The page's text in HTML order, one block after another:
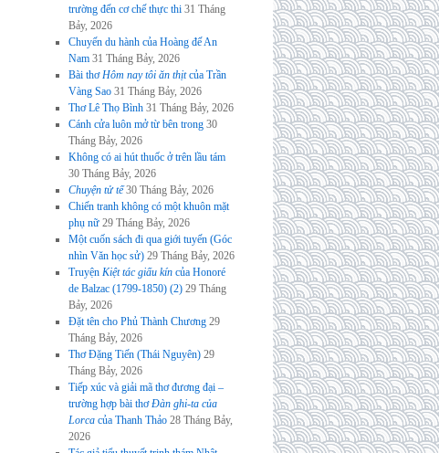
trường đến cơ chế thực thi 31 Tháng
Bảy, 2026
Chuyến du hành của Hoàng đế An
Nam 31 Tháng Bảy, 2026
Bài thơHôm nay tôi ăn thịtcủa Trần
Vàng Sao 31 Tháng Bảy, 2026
Thơ Lê Thọ Bình 31 Tháng Bảy, 2026
Cánh cửa luôn mở từ bên trong 30
Tháng Bảy, 2026
Không có ai hút thuốc ở trên lầu tám
30 Tháng Bảy, 2026
Chuyện tử tế 30 Tháng Bảy, 2026
Chiến tranh không có một khuôn mặt
phụ nữ 29 Tháng Bảy, 2026
Một cuốn sách đi qua giới tuyến (Góc
nhìn Văn học sử) 29 Tháng Bảy, 2026
Truyện Kiệt tác giấu kíncủa Honoré
de Balzac (1799-1850) (2) 29 Tháng
Bảy, 2026
Đặt tên cho Phủ Thành Chương 29
Tháng Bảy, 2026
Thơ Đặng Tiến (Thái Nguyên) 29
Tháng Bảy, 2026
Tiếp xúc và giải mã thơ đương đại –
trường hợp bài thơĐàn ghi-ta của
Lorcacủa Thanh Thảo 28 Tháng Bảy,
2026